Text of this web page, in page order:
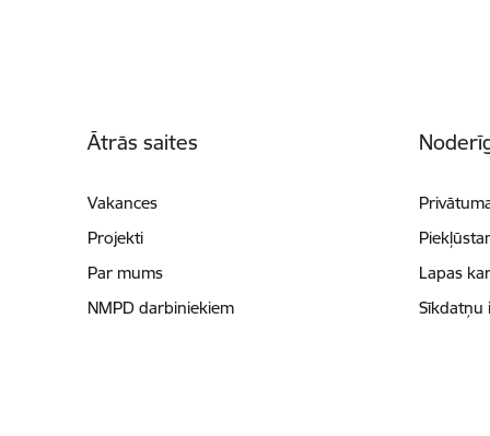
Ātrās saites
Vakances
Projekti
Par mums
NMPD darbiniekiem
Lapas
Sīkdatņu